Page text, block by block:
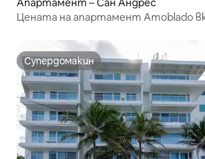
Цената на апартамент Amoblado
Супердомакин
Супердомакин